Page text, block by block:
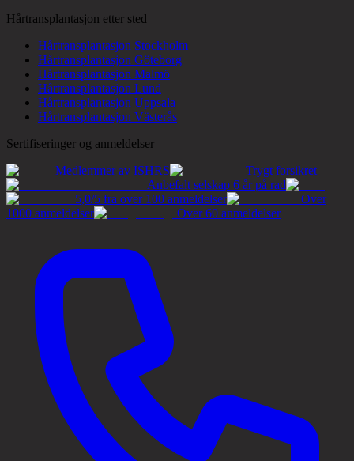
Hårtransplantasjon etter sted
Hårtransplantasjon Stockholm
Hårtransplantasjon Göteborg
Hårtransplantasjon Malmö
Hårtransplantasjon Lund
Hårtransplantasjon Uppsala
Hårtransplantasjon Västerås
Sertifiseringer og anmeldelser
Medlemmer av ISHRS
Trygt forsikret
Anbefalt selskap 6 år på rad
5,0/5 fra over 100 anmeldelser
Over
1000 anmeldelser
Over 60 anmeldelser